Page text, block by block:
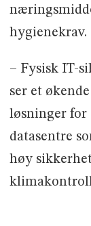
hygienekrav.
– Fysisk IT-
ser et
løsninger for
datasentre
høy